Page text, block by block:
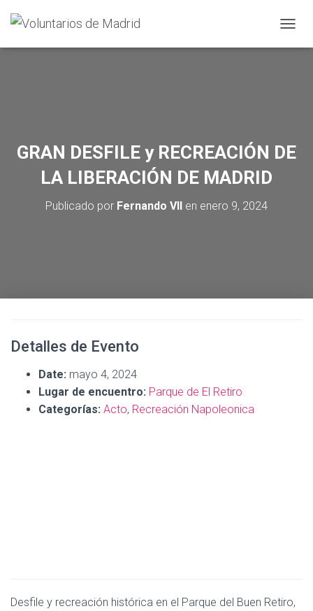
GRAN DESFILE y RECREACIÓN DE
LA LIBERACIÓN DE MADRID
Publicado por Fernando VII en enero 9, 2024
Detalles de Evento
Date: mayo 4, 2024
Lugar de encuentro: Parque de El Retiro
Categorías: Acto, Recreación Napoleonica
Desfile y recreación histórica en el Parque del Buen Retiro,